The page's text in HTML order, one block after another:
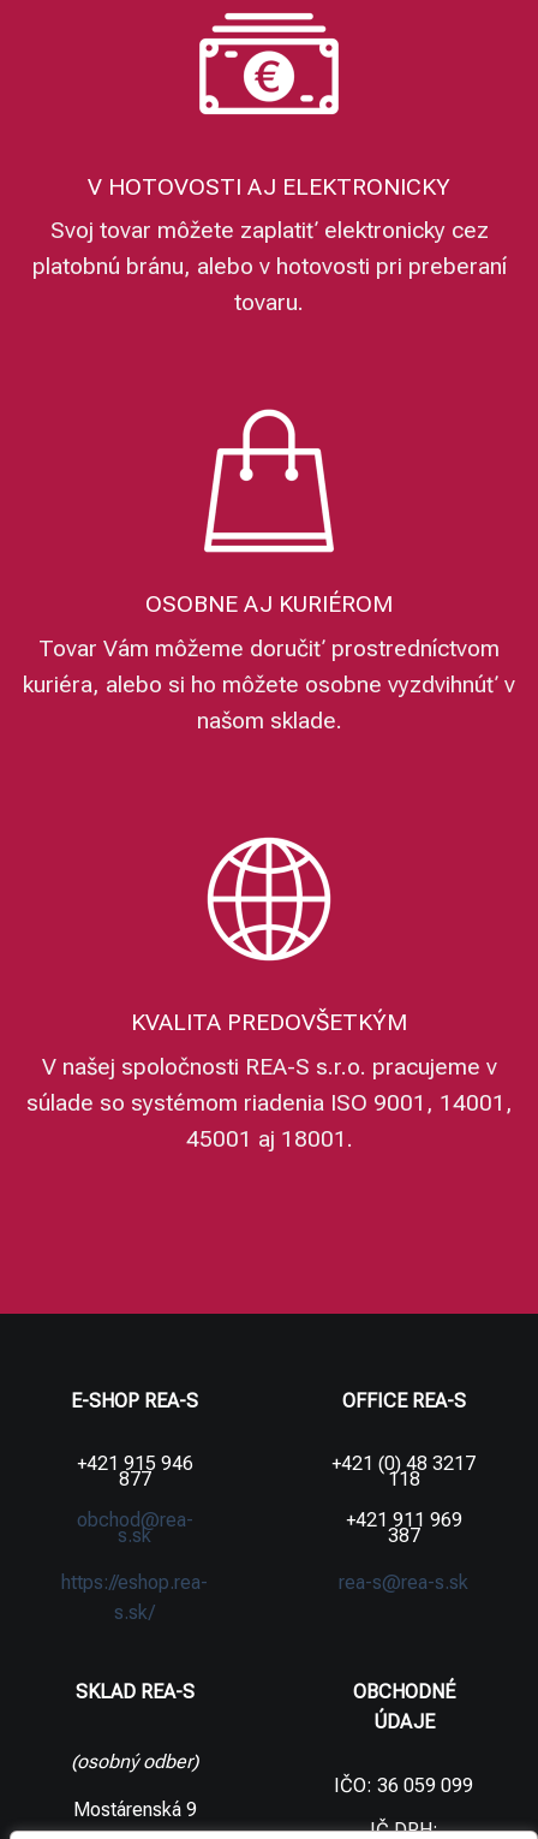
V HOTOVOSTI AJ ELEKTRONICKY
Svoj tovar môžete zaplatiť elektronicky cez
platobnú bránu, alebo v hotovosti pri preberaní
tovaru.
OSOBNE AJ KURIÉROM
Tovar Vám môžeme doručiť prostredníctvom
kuriéra, alebo si ho môžete osobne vyzdvihnúť v
našom sklade.
KVALITA PREDOVŠETKÝM
V našej spoločnosti REA-S s.r.o. pracujeme v
súlade so systémom riadenia ISO 9001, 14001,
45001 aj 18001.
E-SHOP REA-S
+421 915 946
877
obchod@rea-
s.sk
https://eshop.rea-
s.sk/
OFFICE REA-S
+421 (0) 48 3217
118
+421 911 969
387
rea-s@rea-s.sk
SKLAD REA-S
(osobný odber)
Mostárenská 9
OBCHODNÉ
ÚDAJE
IČO: 36 059 099
IČ DPH: